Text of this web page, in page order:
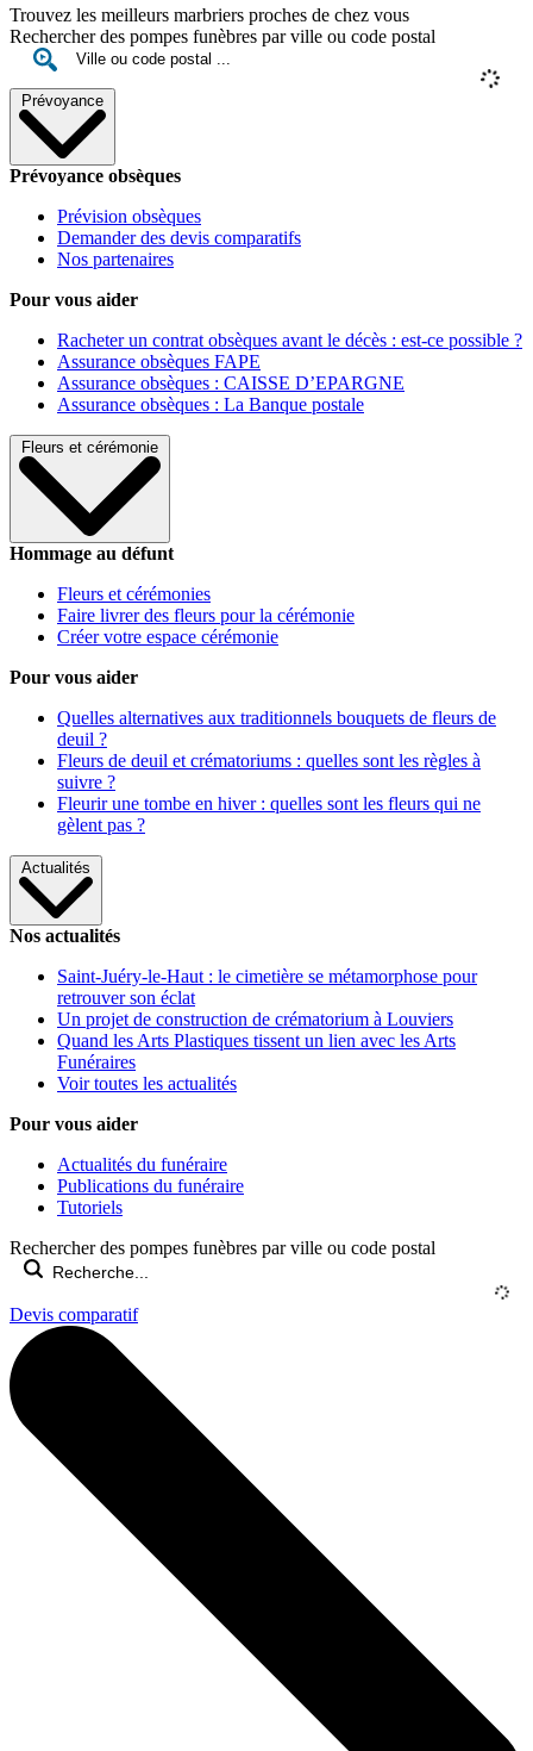
Trouvez les meilleurs marbriers proches de chez vous
Rechercher des pompes funèbres par ville ou code postal
Prévoyance
Prévoyance obsèques
Prévision obsèques
Demander des devis comparatifs
Nos partenaires
Pour vous aider
Racheter un contrat obsèques avant le décès : est-ce possible ?
Assurance obsèques FAPE
Assurance obsèques : CAISSE D’EPARGNE
Assurance obsèques : La Banque postale
Fleurs et cérémonie
Hommage au défunt
Fleurs et cérémonies
Faire livrer des fleurs pour la cérémonie
Créer votre espace cérémonie
Pour vous aider
Quelles alternatives aux traditionnels bouquets de fleurs de
deuil ?
Fleurs de deuil et crématoriums : quelles sont les règles à
suivre ?
Fleurir une tombe en hiver : quelles sont les fleurs qui ne
gèlent pas ?
Actualités
Nos actualités
Saint-Juéry-le-Haut : le cimetière se métamorphose pour
retrouver son éclat
Un projet de construction de crématorium à Louviers
Quand les Arts Plastiques tissent un lien avec les Arts
Funéraires
Voir toutes les actualités
Pour vous aider
Actualités du funéraire
Publications du funéraire
Tutoriels
Rechercher des pompes funèbres par ville ou code postal
Devis comparatif